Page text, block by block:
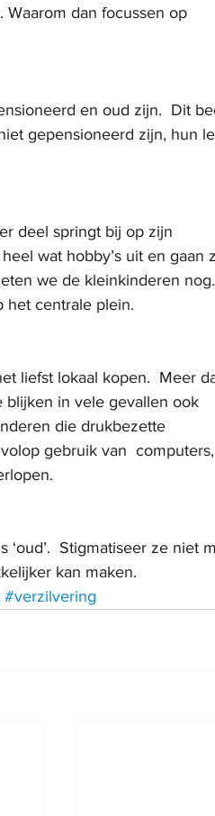
dan focussen op
en oud zijn.  Dit
gepensioneerd zijn, hun
deel springt bij op zijn
wat hobby’s uit en gaan
we de kleinkinderen
het centrale plein.
liefst lokaal kopen.  Meer
blijken in vele gevallen ook
die drukbezette
gebruik van  computers,
Stigmatiseer ze niet
kan maken.
#verzilvering